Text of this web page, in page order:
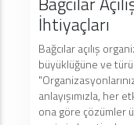
İhtiyaçları
Bağcılar açılış
büyüklüğüne ve
anlayışımızla, her
ona göre çözümler